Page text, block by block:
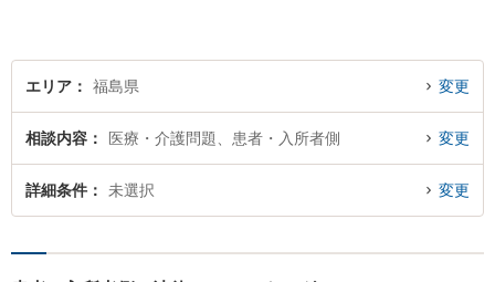
エリア 福島県 変更
相談内容 医療・介護問題、患者・入所者側 変更
詳細条件 未選択 変更